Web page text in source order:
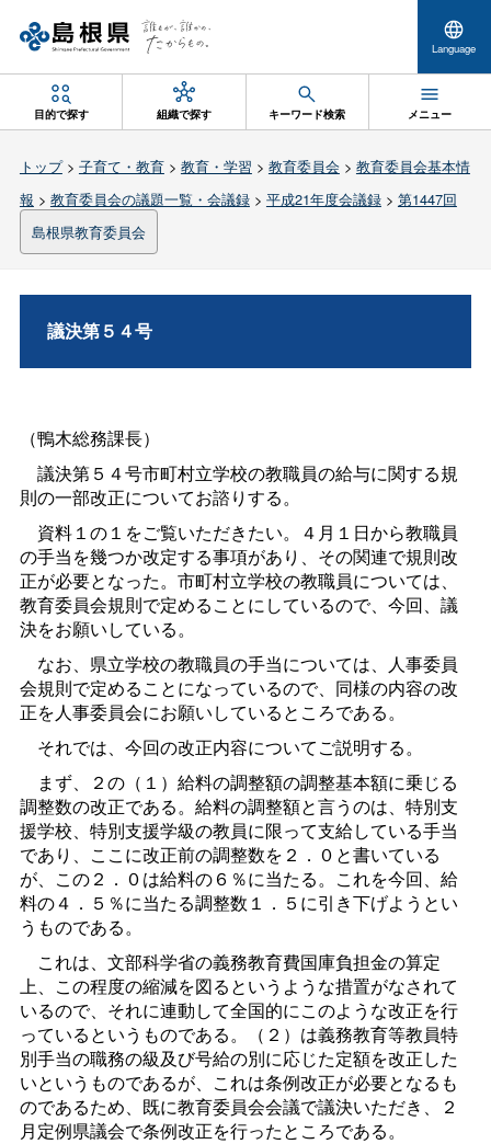
Language
目的で探す 組織で探す キーワード検索 メニュー
トップ> 子育て・教育> 教育・学習 > 教育委員会 > 教育委員会基本情
報 > 教育委員会の議題一覧・会議録> 平成21年度会議録> 第1447回
島根県教育委員会
議決第５４号
（鴨木総務課長）
議決第５４号市町村立学校の教職員の給与に関する規
則の一部改正についてお諮りする。
資料１の１をご覧いただきたい。４月１日から教職員
の手当を幾つか改定する事項があり、その関連で規則改
正が必要となった。市町村立学校の教職員については、
教育委員会規則で定めることにしているので、今回、議
決をお願いしている。
なお、県立学校の教職員の手当については、人事委員
会規則で定めることになっているので、同様の内容の改
正を人事委員会にお願いしているところである。
それでは、今回の改正内容についてご説明する。
まず、２の（１）給料の調整額の調整基本額に乗じる
調整数の改正である。給料の調整額と言うのは、特別支
援学校、特別支援学級の教員に限って支給している手当
であり、ここに改正前の調整数を２．０と書いている
が、この２．０は給料の６％に当たる。これを今回、給
料の４．５％に当たる調整数１．５に引き下げようとい
うものである。
これは、文部科学省の義務教育費国庫負担金の算定
上、この程度の縮減を図るというような措置がなされて
いるので、それに連動して全国的にこのような改正を行
っているというものである。（２）は義務教育等教員特
別手当の職務の級及び号給の別に応じた定額を改正した
いというものであるが、これは条例改正が必要となるも
のであるため、既に教育委員会会議で議決いただき、２
月定例県議会で条例改正を行ったところである。